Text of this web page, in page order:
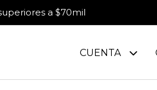
a $70mil
CUENTA